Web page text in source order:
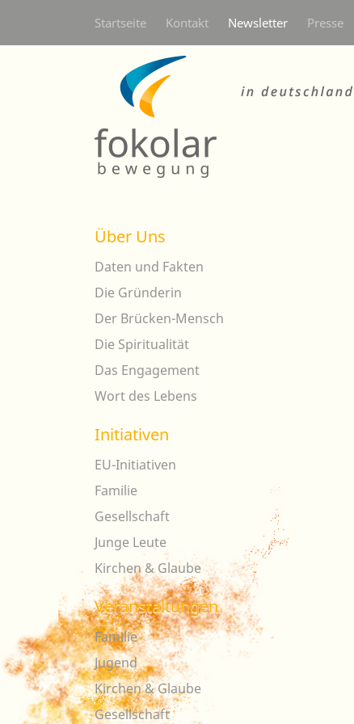
Secondarymenü
Startseite Kontakt Newsletter Presse
Über Uns
Daten und Fakten
Die Gründerin
Der Brücken-Mensch
Die Spiritualität
Das Engagement
Wort des Lebens
Initiativen
EU-Initiativen
Familie
Gesellschaft
Junge Leute
Kirchen & Glaube
Veranstaltungen
Familie
Jugend
Kirchen & Glaube
Gesellschaft